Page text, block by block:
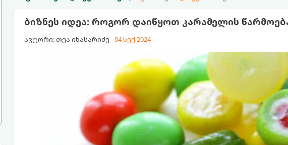
ბიზნეს იდეა: როგორ დაიწყოთ კარამელის
ავტორი: თეა ინასარიძე 04 სექ 2024